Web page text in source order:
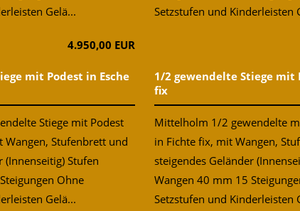
Gelä...
4.950,00 EUR
mit Podest in Esche
Stiege mit Podest
Wangen, Stufenbrett und
(Innenseitig) Stufen
Ohne
Gelä...
Setzstufen und Kinderleisten
1/2 gewendelte Stiege mit
fix
Mittelholm 1/2 gewendelte
in Fichte fix, mit Wangen,
steigendes Geländer
Wangen 40 mm 15
Setzstufen und Kinderleisten